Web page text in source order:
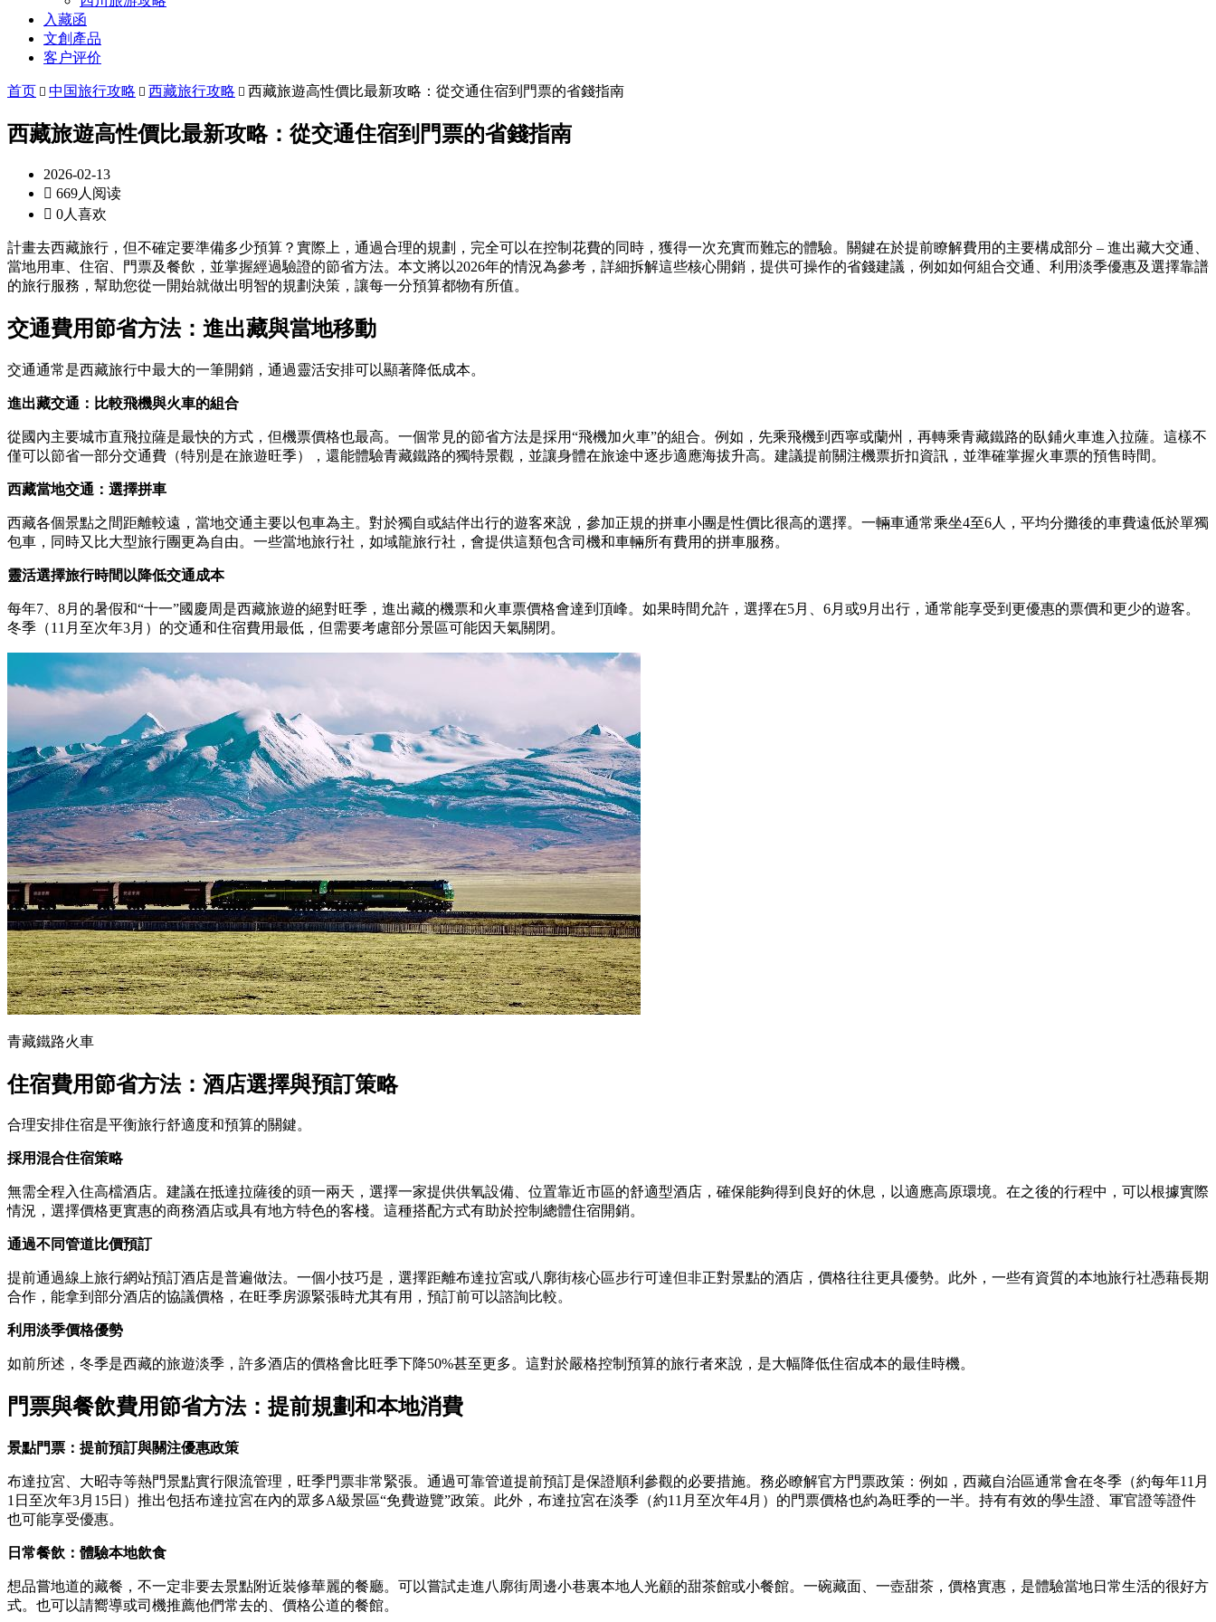
入藏函
文創產品
客户评价
首页  中国旅行攻略  西藏旅行攻略  西藏旅遊高性價比最新攻略：從交通住宿到門票的省錢指南
西藏旅遊高性價比最新攻略：從交通住宿到門票的省錢指南
2026-02-13
 669人阅读
 0人喜欢
計畫去西藏旅行，但不確定要準備多少預算？實際上，通過合理的規劃，完全可以在控制花費的同時，獲得一次充實而難忘的體驗。關鍵在於提前瞭解費用的主要構成部分 – 進出藏大交通、
當地用車、住宿、門票及餐飲，並掌握經過驗證的節省方法。本文將以2026年的情況為參考，詳細拆解這些核心開銷，提供可操作的省錢建議，例如如何組合交通、利用淡季優惠及選擇靠譜
的旅行服務，幫助您從一開始就做出明智的規劃決策，讓每一分預算都物有所值。
交通費用節省方法：進出藏與當地移動
交通通常是西藏旅行中最大的一筆開銷，通過靈活安排可以顯著降低成本。
進出藏交通：比較飛機與火車的組合
從國內主要城市直飛拉薩是最快的方式，但機票價格也最高。一個常見的節省方法是採用“飛機加火車”的組合。例如，先乘飛機到西寧或蘭州，再轉乘青藏鐵路的臥鋪火車進入拉薩。這樣不
僅可以節省一部分交通費（特別是在旅遊旺季），還能體驗青藏鐵路的獨特景觀，並讓身體在旅途中逐步適應海拔升高。建議提前關注機票折扣資訊，並準確掌握火車票的預售時間。
西藏當地交通：選擇拼車
西藏各個景點之間距離較遠，當地交通主要以包車為主。對於獨自或結伴出行的遊客來說，參加正規的拼車小團是性價比很高的選擇。一輛車通常乘坐4至6人，平均分攤後的車費遠低於單獨
包車，同時又比大型旅行團更為自由。一些當地旅行社，如域龍旅行社，會提供這類包含司機和車輛所有費用的拼車服務。
靈活選擇旅行時間以降低交通成本
每年7、8月的暑假和“十一”國慶周是西藏旅遊的絕對旺季，進出藏的機票和火車票價格會達到頂峰。如果時間允許，選擇在5月、6月或9月出行，通常能享受到更優惠的票價和更少的遊客。
冬季（11月至次年3月）的交通和住宿費用最低，但需要考慮部分景區可能因天氣關閉。
青藏鐵路火車
住宿費用節省方法：酒店選擇與預訂策略
合理安排住宿是平衡旅行舒適度和預算的關鍵。
採用混合住宿策略
無需全程入住高檔酒店。建議在抵達拉薩後的頭一兩天，選擇一家提供供氧設備、位置靠近市區的舒適型酒店，確保能夠得到良好的休息，以適應高原環境。在之後的行程中，可以根據實際
情況，選擇價格更實惠的商務酒店或具有地方特色的客棧。這種搭配方式有助於控制總體住宿開銷。
通過不同管道比價預訂
提前通過線上旅行網站預訂酒店是普遍做法。一個小技巧是，選擇距離布達拉宮或八廓街核心區步行可達但非正對景點的酒店，價格往往更具優勢。此外，一些有資質的本地旅行社憑藉長期
合作，能拿到部分酒店的協議價格，在旺季房源緊張時尤其有用，預訂前可以諮詢比較。
利用淡季價格優勢
如前所述，冬季是西藏的旅遊淡季，許多酒店的價格會比旺季下降50%甚至更多。這對於嚴格控制預算的旅行者來說，是大幅降低住宿成本的最佳時機。
門票與餐飲費用節省方法：提前規劃和本地消費
景點門票：提前預訂與關注優惠政策
布達拉宮、大昭寺等熱門景點實行限流管理，旺季門票非常緊張。通過可靠管道提前預訂是保證順利參觀的必要措施。務必瞭解官方門票政策：例如，西藏自治區通常會在冬季（約每年11月
1日至次年3月15日）推出包括布達拉宮在內的眾多A級景區“免費遊覽”政策。此外，布達拉宮在淡季（約11月至次年4月）的門票價格也約為旺季的一半。持有有效的學生證、軍官證等證件
也可能享受優惠。
日常餐飲：體驗本地飲食
想品嘗地道的藏餐，不一定非要去景點附近裝修華麗的餐廳。可以嘗試走進八廓街周邊小巷裏本地人光顧的甜茶館或小餐館。一碗藏面、一壺甜茶，價格實惠，是體驗當地日常生活的很好方
式。也可以請嚮導或司機推薦他們常去的、價格公道的餐館。